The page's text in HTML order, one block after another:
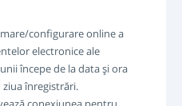
configurare online a
electronice ale
începe de la data şi ora
înregistrări.